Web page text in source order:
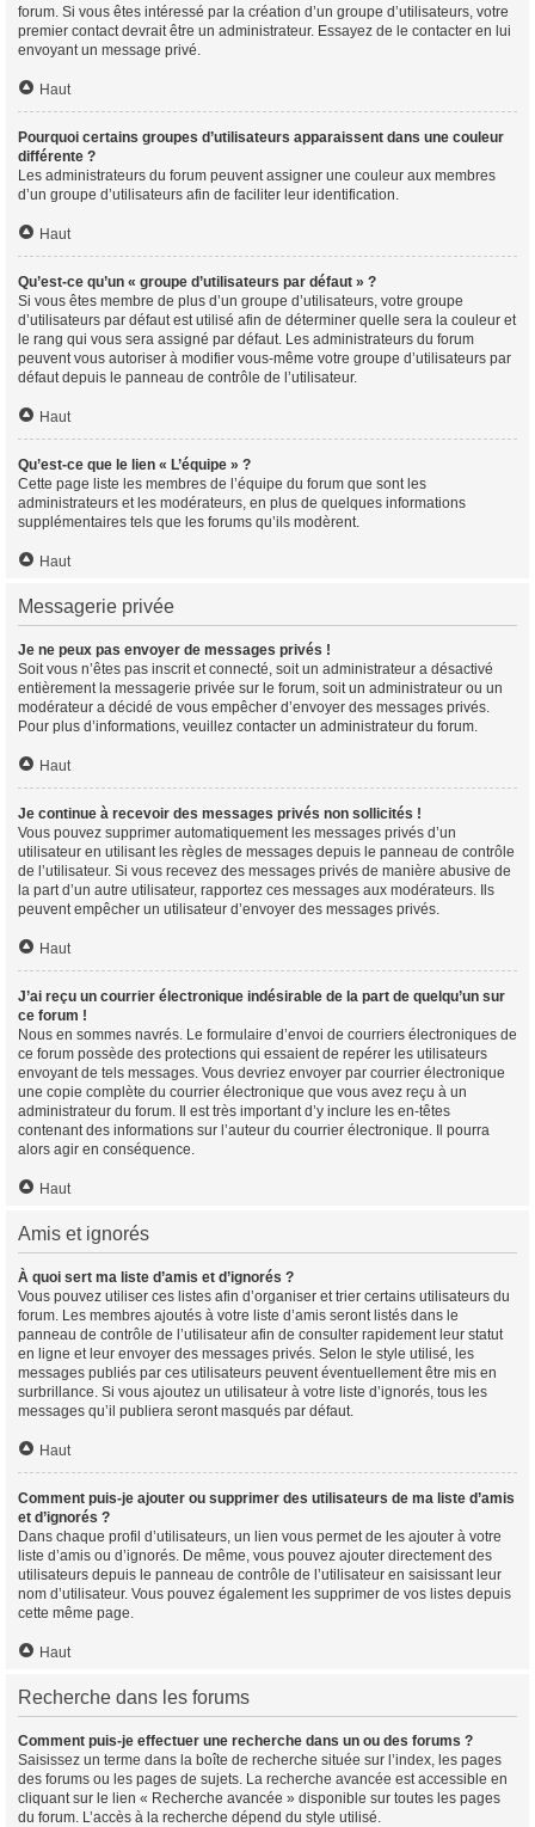
forum. Si vous êtes intéressé par la création d’un groupe d’utilisateurs, votre
premier contact devrait être un administrateur. Essayez de le contacter en lui
envoyant un message privé.
Haut
Pourquoi certains groupes d’utilisateurs apparaissent dans une couleur
différente ?
Les administrateurs du forum peuvent assigner une couleur aux membres
d’un groupe d’utilisateurs afin de faciliter leur identification.
Haut
Qu’est-ce qu’un « groupe d’utilisateurs par défaut » ?
Si vous êtes membre de plus d’un groupe d’utilisateurs, votre groupe
d’utilisateurs par défaut est utilisé afin de déterminer quelle sera la couleur et
le rang qui vous sera assigné par défaut. Les administrateurs du forum
peuvent vous autoriser à modifier vous-même votre groupe d’utilisateurs par
défaut depuis le panneau de contrôle de l’utilisateur.
Haut
Qu’est-ce que le lien « L’équipe » ?
Cette page liste les membres de l’équipe du forum que sont les
administrateurs et les modérateurs, en plus de quelques informations
supplémentaires tels que les forums qu’ils modèrent.
Haut
Messagerie privée
Je ne peux pas envoyer de messages privés !
Soit vous n’êtes pas inscrit et connecté, soit un administrateur a désactivé
entièrement la messagerie privée sur le forum, soit un administrateur ou un
modérateur a décidé de vous empêcher d’envoyer des messages privés.
Pour plus d’informations, veuillez contacter un administrateur du forum.
Haut
Je continue à recevoir des messages privés non sollicités !
Vous pouvez supprimer automatiquement les messages privés d’un
utilisateur en utilisant les règles de messages depuis le panneau de contrôle
de l’utilisateur. Si vous recevez des messages privés de manière abusive de
la part d’un autre utilisateur, rapportez ces messages aux modérateurs. Ils
peuvent empêcher un utilisateur d’envoyer des messages privés.
Haut
J’ai reçu un courrier électronique indésirable de la part de quelqu’un sur
ce forum !
Nous en sommes navrés. Le formulaire d’envoi de courriers électroniques de
ce forum possède des protections qui essaient de repérer les utilisateurs
envoyant de tels messages. Vous devriez envoyer par courrier électronique
une copie complète du courrier électronique que vous avez reçu à un
administrateur du forum. Il est très important d’y inclure les en-têtes
contenant des informations sur l’auteur du courrier électronique. Il pourra
alors agir en conséquence.
Haut
Amis et ignorés
À quoi sert ma liste d’amis et d’ignorés ?
Vous pouvez utiliser ces listes afin d’organiser et trier certains utilisateurs du
forum. Les membres ajoutés à votre liste d’amis seront listés dans le
panneau de contrôle de l’utilisateur afin de consulter rapidement leur statut
en ligne et leur envoyer des messages privés. Selon le style utilisé, les
messages publiés par ces utilisateurs peuvent éventuellement être mis en
surbrillance. Si vous ajoutez un utilisateur à votre liste d’ignorés, tous les
messages qu’il publiera seront masqués par défaut.
Haut
Comment puis-je ajouter ou supprimer des utilisateurs de ma liste d’amis
et d’ignorés ?
Dans chaque profil d’utilisateurs, un lien vous permet de les ajouter à votre
liste d’amis ou d’ignorés. De même, vous pouvez ajouter directement des
utilisateurs depuis le panneau de contrôle de l’utilisateur en saisissant leur
nom d’utilisateur. Vous pouvez également les supprimer de vos listes depuis
cette même page.
Haut
Recherche dans les forums
Comment puis-je effectuer une recherche dans un ou des forums ?
Saisissez un terme dans la boîte de recherche située sur l’index, les pages
des forums ou les pages de sujets. La recherche avancée est accessible en
cliquant sur le lien « Recherche avancée » disponible sur toutes les pages
du forum. L’accès à la recherche dépend du style utilisé.